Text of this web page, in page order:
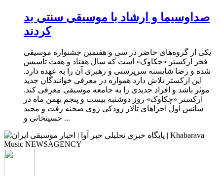
صداوسیما و ارشاد با موسیقی سنتی بد
کردند
یکی از گروه‌های حاضر در سی و هفتمین جشنواره موسیقی
فجر ارکستر «چکاوک» است که سال هفتاد و هفت تاسیس
شده و رضا شایسته سرپرستی و رهبری آن را به عهده دارد.
این ارکستر تلاش دارد همواره در معرفی خوانندگان جدید
موثر باشد و افراد جدیدی را به جامعه موسیقی معرفی کند.
ارکستر «چکاوک» روز دوشنبه بیست و پنجم بهمن ماه در
سانس اول اجراهای تالار رودکی روی صحنه رفت و مجید
حسینخانی و ...